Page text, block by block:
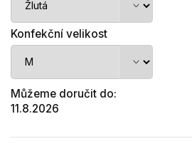
Konfekční velikost
Můžeme doručit do:
11.8.2026